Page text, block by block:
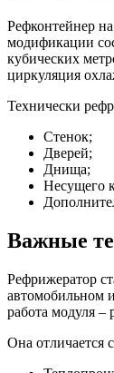
Рефконтейнер
модификации
кубических
циркуляция
Технически
Стенок;
Дверей;
Днища;
Несущего
Важные
Рефрижератор
автомобильном
работа модуля –
Она отличается